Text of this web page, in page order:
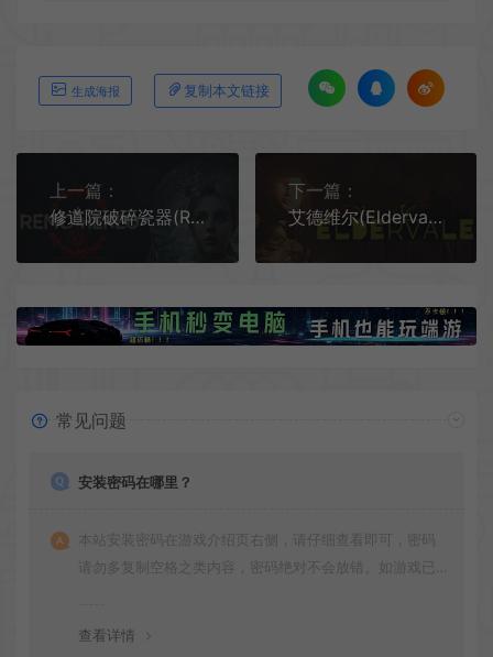
生成海报 复制本文链接
上一篇：
修道院破碎瓷器(Remothered: Broken Porcelain)简中|PC|AVG|第三人称生存恐怖游戏
下一篇：
艾德维尔(Eldervale) 简中|PC|第三人称恐怖冒险游戏
常见问题
安装密码在哪里？
本站安装密码在游戏介绍页右侧，请仔细查看即可，密码
请勿多复制空格之类内容，密码绝对不会放错。如游戏已
查看详情